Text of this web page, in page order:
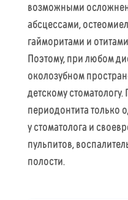
возможными
абсцессами,
гайморитами и
Поэтому, при любом
околозубном
детскому
периодонтита только
у стоматолога и
пульпитов,
полости.